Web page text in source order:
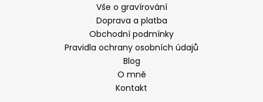
Vše o gravírování
Doprava a platba
Obchodní podmínky
Pravidla ochrany osobních údajů
Blog
O mně
Kontakt